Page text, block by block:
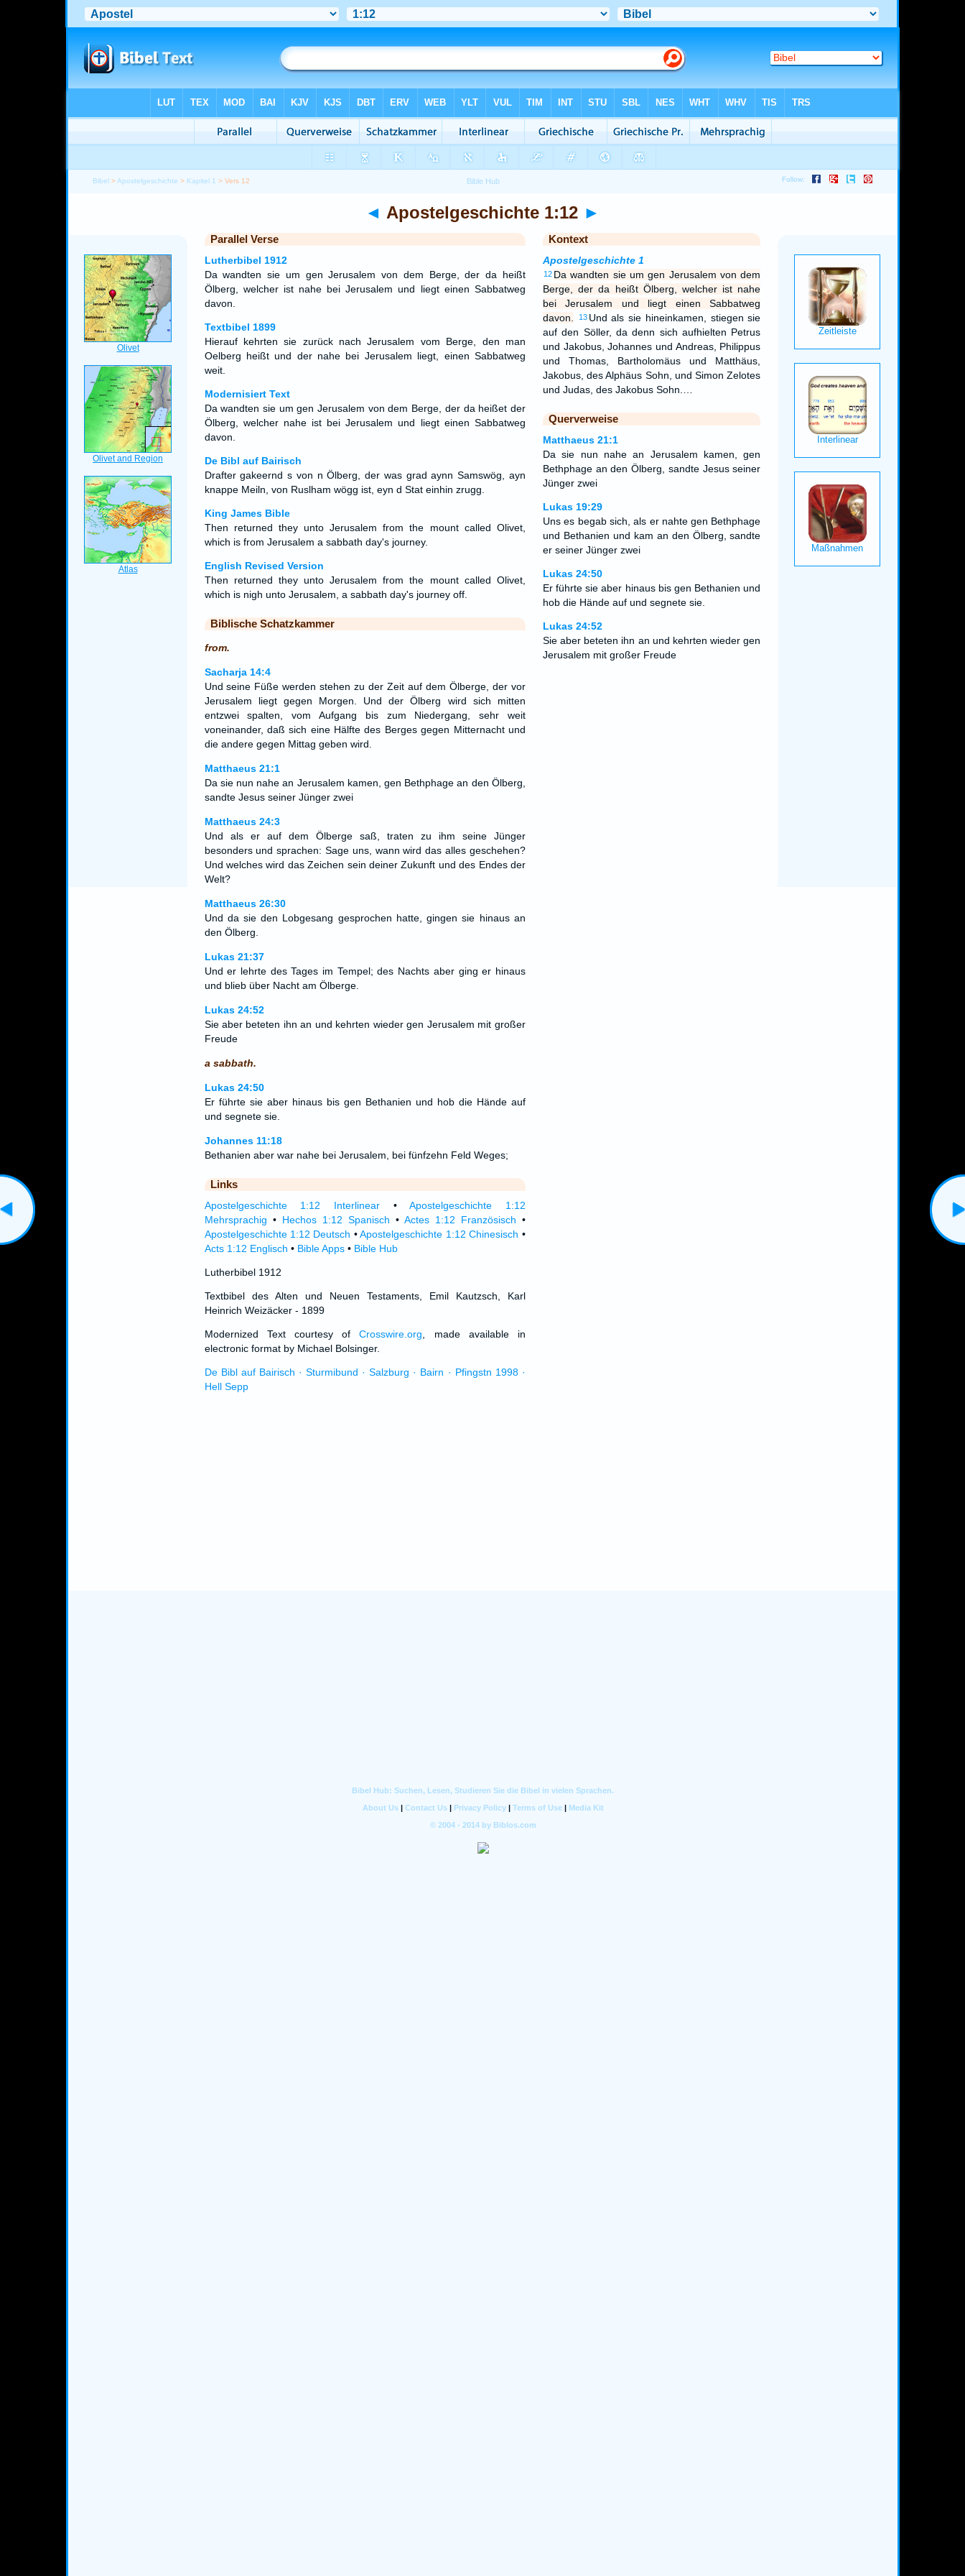
Bibel >Apostelgeschichte > Kapitel 1 > Vers 12
◄ Apostelgeschichte 1:12 ►
Parallel Verse
Lutherbibel 1912
Da wandten sie um gen Jerusalem von dem Berge, der da heißt
Ölberg, welcher ist nahe bei Jerusalem und liegt einen Sabbatweg
davon.
Textbibel 1899
Hierauf kehrten sie zurück nach Jerusalem vom Berge, den man
Oelberg heißt und der nahe bei Jerusalem liegt, einen Sabbatweg
weit.
Modernisiert Text
Da wandten sie um gen Jerusalem von dem Berge, der da heißet der
Ölberg, welcher nahe ist bei Jerusalem und liegt einen Sabbatweg
davon.
De Bibl auf Bairisch
Drafter gakeernd s von n Ölberg, der was grad aynn Samswög, ayn
knappe Meiln, von Ruslham wögg ist, eyn d Stat einhin zrugg.
King James Bible
Then returned they unto Jerusalem from the mount called Olivet,
which is from Jerusalem a sabbath day's journey.
English Revised Version
Then returned they unto Jerusalem from the mount called Olivet,
which is nigh unto Jerusalem, a sabbath day's journey off.
Biblische Schatzkammer
from.
Sacharja 14:4
Und seine Füße werden stehen zu der Zeit auf dem Ölberge, der vor
Jerusalem liegt gegen Morgen. Und der Ölberg wird sich mitten
entzwei spalten, vom Aufgang bis zum Niedergang, sehr weit
voneinander, daß sich eine Hälfte des Berges gegen Mitternacht und
die andere gegen Mittag geben wird.
Matthaeus 21:1
Da sie nun nahe an Jerusalem kamen, gen Bethphage an den Ölberg,
sandte Jesus seiner Jünger zwei
Matthaeus 24:3
Und als er auf dem Ölberge saß, traten zu ihm seine Jünger
besonders und sprachen: Sage uns, wann wird das alles geschehen?
Und welches wird das Zeichen sein deiner Zukunft und des Endes der
Welt?
Matthaeus 26:30
Und da sie den Lobgesang gesprochen hatte, gingen sie hinaus an
den Ölberg.
Lukas 21:37
Und er lehrte des Tages im Tempel; des Nachts aber ging er hinaus
und blieb über Nacht am Ölberge.
Lukas 24:52
Sie aber beteten ihn an und kehrten wieder gen Jerusalem mit großer
Freude
a sabbath.
Lukas 24:50
Er führte sie aber hinaus bis gen Bethanien und hob die Hände auf
und segnete sie.
Johannes 11:18
Bethanien aber war nahe bei Jerusalem, bei fünfzehn Feld Weges;
Links
Apostelgeschichte 1:12 Interlinear•Apostelgeschichte 1:12
Mehrsprachig • Hechos 1:12 Spanisch • Actes 1:12 Französisch •
Apostelgeschichte 1:12 Deutsch •Apostelgeschichte 1:12 Chinesisch •
Acts 1:12 Englisch • Bible Apps• Bible Hub
Lutherbibel 1912
Textbibel des Alten und Neuen Testaments, Emil Kautzsch, Karl
Heinrich Weizäcker - 1899
Modernized Text courtesy ofCrosswire.org , made available in
electronic format by Michael Bolsinger.
De Bibl auf Bairisch · Sturmibund · Salzburg · Bairn · Pfingstn 1998 ·
Hell Sepp
Kontext
Apostelgeschichte 1
12 Da wandten sie um gen Jerusalem von dem
Berge, der da heißt Ölberg, welcher ist nahe
bei Jerusalem und liegt einen Sabbatweg
davon.
13 Und als sie hineinkamen, stiegen sie
auf den Söller, da denn sich aufhielten Petrus
und Jakobus, Johannes und Andreas, Philippus
und Thomas, Bartholomäus und Matthäus,
Jakobus, des Alphäus Sohn, und Simon Zelotes
und Judas, des Jakobus Sohn.…
Querverweise
Matthaeus 21:1
Da sie nun nahe an Jerusalem kamen, gen
Bethphage an den Ölberg, sandte Jesus seiner
Jünger zwei
Lukas 19:29
Uns es begab sich, als er nahte gen Bethphage
und Bethanien und kam an den Ölberg, sandte
er seiner Jünger zwei
Lukas 24:50
Er führte sie aber hinaus bis gen Bethanien und
hob die Hände auf und segnete sie.
Lukas 24:52
Sie aber beteten ihn an und kehrten wieder gen
Jerusalem mit großer Freude